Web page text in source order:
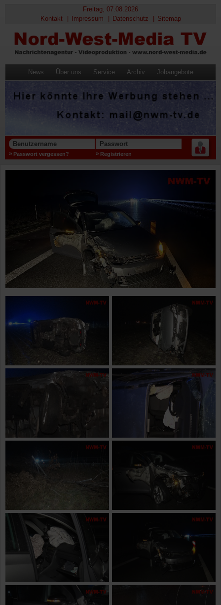
Freitag, 07.08.2026
Kontakt
Impressum Datenschutz Sitemap
News Über uns Service Archiv Jobangebote
Benutzername Passwort
Passwort vergessen? Registrieren